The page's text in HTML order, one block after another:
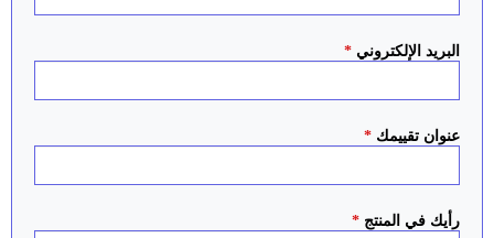
البريد الإلكتروني *
عنوان تقييمك *
رأيك في المنتج *